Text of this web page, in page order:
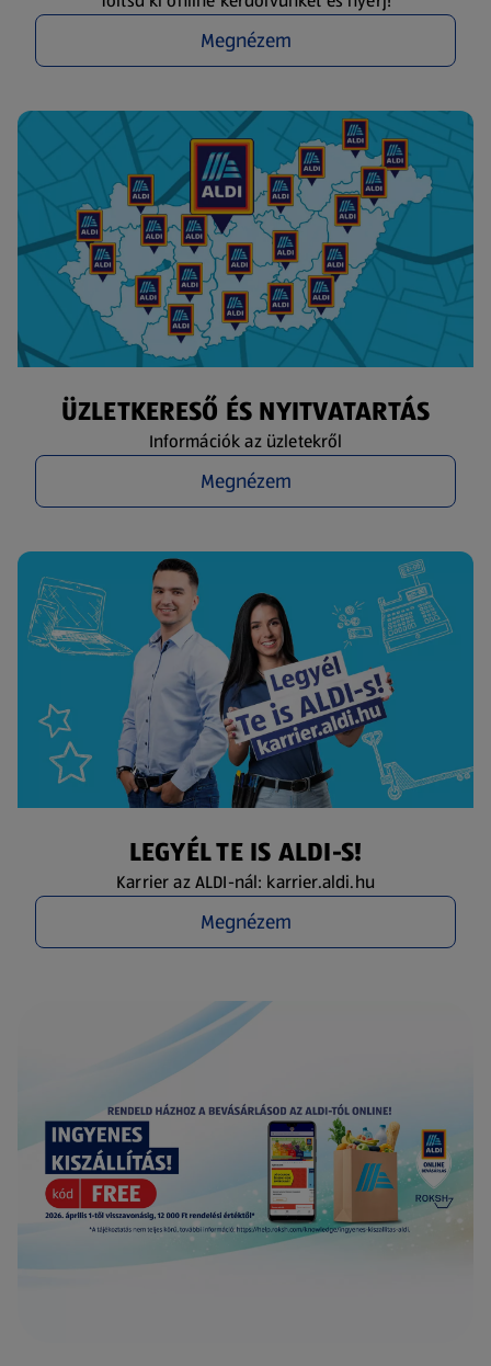
Megnézem
ÜZLETKERESŐ ÉS NYITVATARTÁS
Információk az üzletekről
Megnézem
LEGYÉL TE IS ALDI-S!
Karrier az ALDI-nál: karrier.aldi.hu
Megnézem